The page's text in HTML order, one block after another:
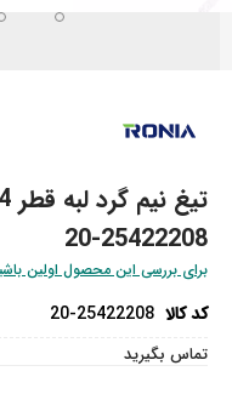
25422208-20
برای بررسی این محصول اولین باشید
کد کالا 20-25422208
تماس بگیرید